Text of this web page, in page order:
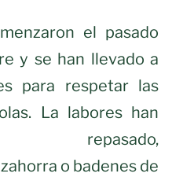
el pasado
y se han llevado a
para respetar las
La labores han
repasado,
o badenes de